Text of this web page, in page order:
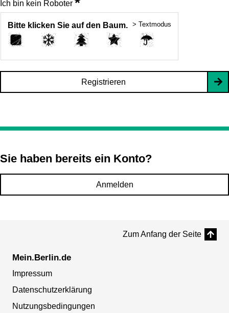
Ich bin kein Roboter
Bitte klicken Sie auf den Baum. > Textmodus
Registrieren
Sie haben bereits ein Konto?
Anmelden
Zum Anfang der Seite
Mein.Berlin.de
Impressum
Datenschutzerklärung
Nutzungsbedingungen